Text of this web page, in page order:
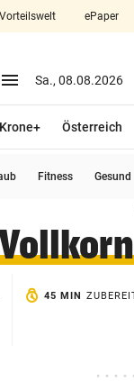
Vorteilswelt ePaper
menu Menü aufklappen
Sa., 08.08.2026
Krone+ Österreich
Fitness Gesund
45 MIN